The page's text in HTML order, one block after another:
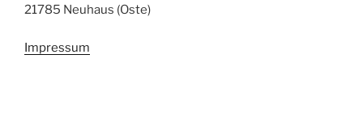
21785 Neuhaus (Oste)
Impressum